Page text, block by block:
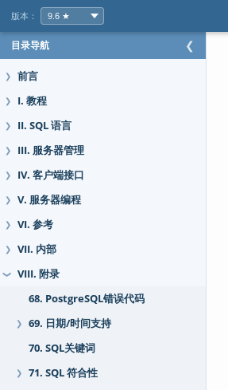
版本：
目录导航 ❮
❯ 前言
❯ I. 教程
❯ II. SQL 语言
❯ III. 服务器管理
❯ IV. 客户端接口
❯ V. 服务器编程
❯ VI. 参考
❯ VII. 内部
❯
VIII. 附录
68. PostgreSQL错误代码
❯
69. 日期/时间支持
70. SQL关键词
❯ 71. SQL 符合性